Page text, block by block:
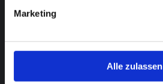
Marketing
Alle zulassen
Typenschilder.pdf